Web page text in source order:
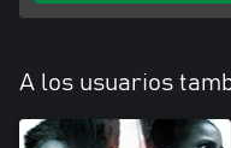
A los usuarios